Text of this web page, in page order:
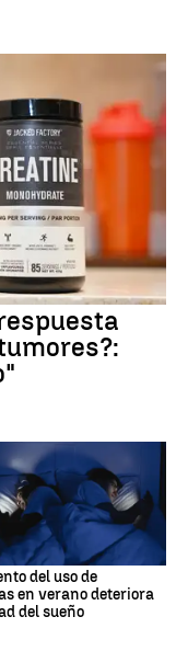
del uso de
en verano deteriora
del sueño